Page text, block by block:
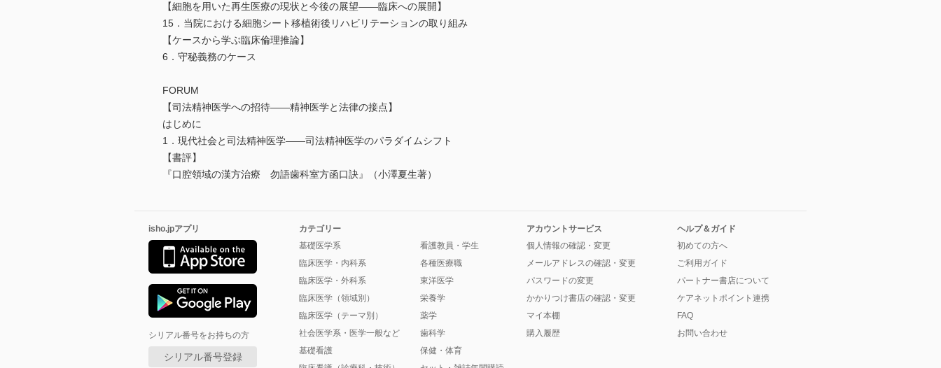
【細胞を用いた再生医療の現状と今後の展望――臨床への展開】
15．当院における細胞シート移植術後リハビリテーションの取り組み
【ケースから学ぶ臨床倫理推論】
6．守秘義務のケース
FORUM
【司法精神医学への招待――精神医学と法律の接点】
はじめに
1．現代社会と司法精神医学――司法精神医学のパラダイムシフト
【書評】
『口腔領域の漢方治療 勿語歯科室方函口訣』（小澤夏生著）
isho.jpアプリ
シリアル番号をお持ちの方
シリアル番号登録
カテゴリー
基礎医学系
臨床医学・内科系
臨床医学・外科系
臨床医学（領域別）
臨床医学（テーマ別）
社会医学系・医学一般など
基礎看護
看護教員・学生
各種医療職
東洋医学
栄養学
薬学
歯科学
保健・体育
アカウントサービス
個人情報の確認・変更
メールアドレスの確認・変更
パスワードの変更
かかりつけ書店の確認・変更
マイ本棚
購入履歴
ヘルプ＆ガイド
初めての方へ
ご利用ガイド
パートナー書店について
ケアネットポイント連携
FAQ
お問い合わせ